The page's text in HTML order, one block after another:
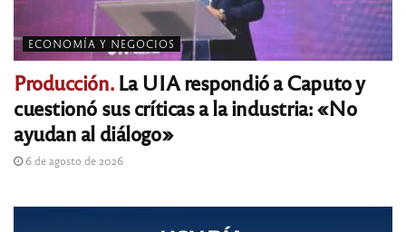
ECONOMÍA Y NEGOCIOS
Producción.La UIA respondió a Caputo y
cuestionó sus críticas a la industria: «No
ayudan al diálogo»
6 de agosto de 2026